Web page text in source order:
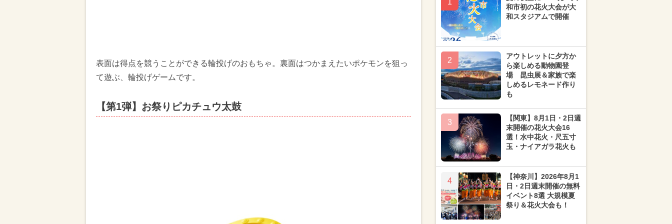
表面は得点を競うことができる輪投げのおもちゃ。裏面はつかまえたいポケモンを狙っ
て遊ぶ、輪投げゲームです。
【第1弾】お祭りピカチュウ太鼓
和市初の花火大会が大
和スタジアムで開催
2
アウトレットに夕方か
ら楽しめる動物園登
場 昆虫展＆家族で楽
しめるレモネード作り
も
3
【関東】8月1日・2日週
末開催の花火大会16
選！水中花火・尺五寸
玉・ナイアガラ花火も
4
【神奈川】2026年8月1
日・2日週末開催の無料
イベント8選 大規模夏
祭り＆花火大会も！